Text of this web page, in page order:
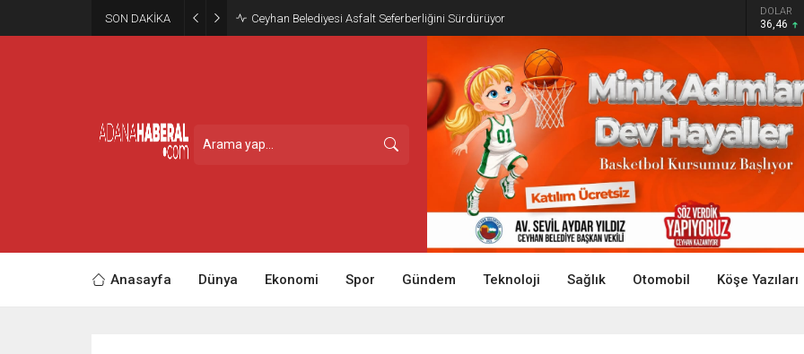
SON DAKİKA Ceyhan Belediyesi Asfalt Seferberliğini Sürdürüyor DOLAR
36,46
Anasayfa Dünya Ekonomi Spor Gündem Teknoloji Sağlık Otomobil Köşe Yazıları